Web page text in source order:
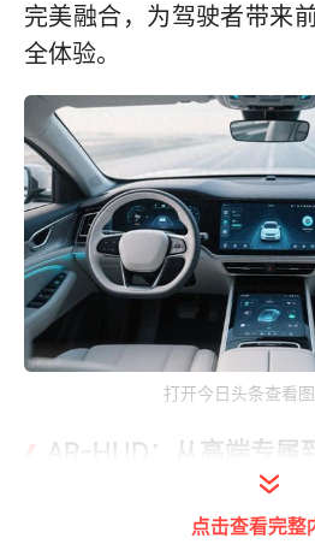
完美融合，为驾驶者带来
全体验。
打开今日头条查看
AR-HUD：从高端专属
曾经，AR-HUD是豪华车
点击查看完整